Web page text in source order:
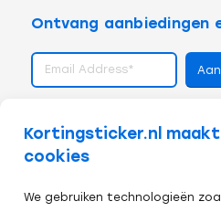
Kortingsticker.nl maakt
cookies
We gebruiken technologieën
Ontvang aanbiedingen